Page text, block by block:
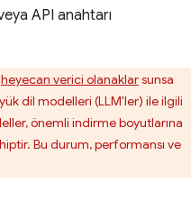
API anahtarı
heyecan verici olanaklarsunsa
dil modelleri (LLM'ler) ile ilgili
önemli indirme boyutlarına
Bu durum, performansı ve